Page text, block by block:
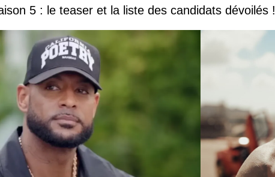
5 : le teaser et la liste des candidats dévoilés !